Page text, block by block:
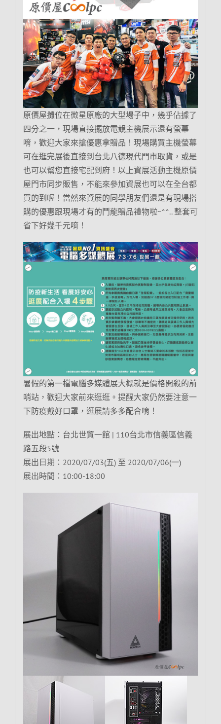
原價屋攤位在微星原廠的大型場子中，幾乎佔據了
四分之一，現場直接擺放電競主機展示還有螢幕
唷，歡迎大家來搶優惠拿贈品！現場購買主機螢幕
可在逛完展後直接到台北八德現代門市取貨，或是
也可以幫您直接宅配到府！以上資展活動主機原價
屋門市同步販售，不能來參加資展也可以在全台都
買的到喔！當然來資展的同學朋友們還是有現場搭
購的優惠跟現場才有的鬥龍贈品禮物啦~^^.. 整套可
省下好幾千元唷！
暑假的第一檔電腦多媒體展大概就是價格開殺的前
哨站，歡迎大家前來逛逛。提醒大家仍然要注意一
下防疫戴好口罩，逛展請多多配合唷！
展出地點：台北世貿一館 | 110台北市信義區信義
路五段5號
展出日期：2020/07/03(五) 至 2020/07/06(一)
展出時間：10:00-18:00